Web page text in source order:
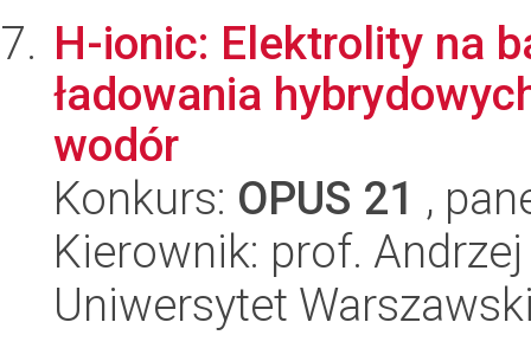
H-ionic: Elektrolity na
ładowania
wodór
Konkurs: OPUS 21 ,
Kierownik: prof.
Uniwersytet